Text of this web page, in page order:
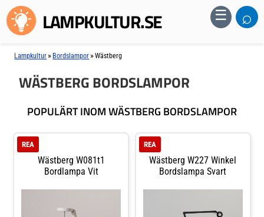
LAMPKULTUR.SE ☰ ⌕
Lampkultur » Bordslampor »Wästberg
WÄSTBERG BORDSLAMPOR
POPULÄRT INOM WÄSTBERG BORDSLAMPOR
Wästberg W081t1
Bordlampa Vit
REA
Wästberg W227 Winkel
Bordslampa Svart
REA